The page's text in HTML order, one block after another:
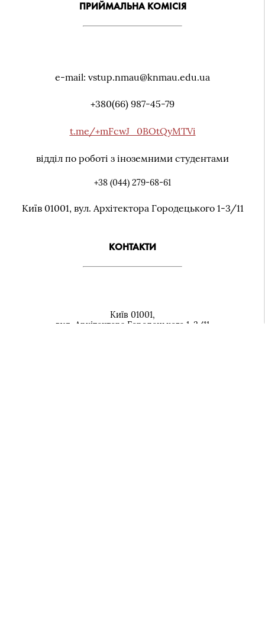
ПРИЙМАЛЬНА КОМІСІЯ
e-mail: vstup.nmau@knmau.edu.ua
+380(66) 987-45-79
t.me/+mFcwJ_0BOtQyMTVi
відділ по роботі з іноземними студентами
+38 (044) 279-68-61
Київ 01001, вул. Архiтектора Городецького 1-3/11
КОНТАКТИ
Київ 01001,
вул. Архiтектора Городецького 1-3/11